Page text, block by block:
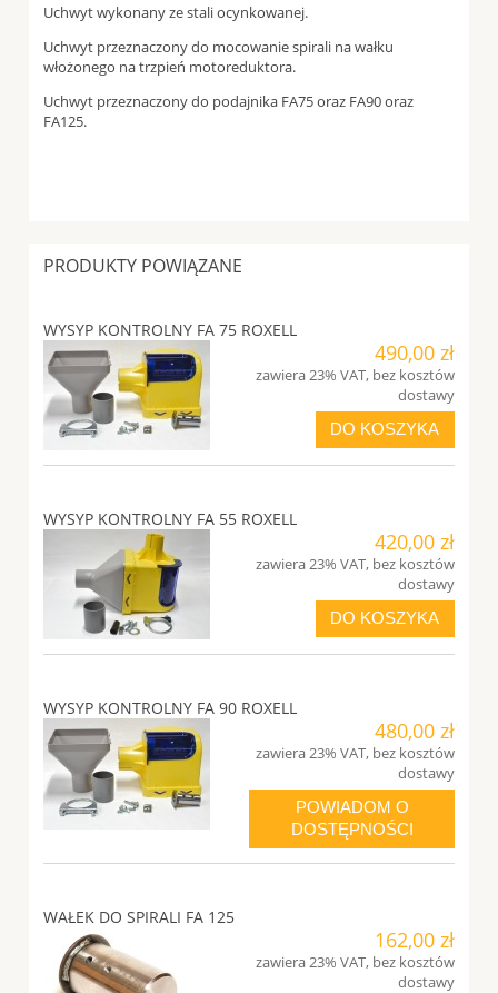
Uchwyt wykonany ze stali ocynkowanej.
Uchwyt przeznaczony do mocowanie spirali na wałku
włożonego na trzpień motoreduktora.
Uchwyt przeznaczony do podajnika FA75 oraz FA90 oraz
FA125.
PRODUKTY POWIĄZANE
WYSYP KONTROLNY FA 75 ROXELL
490,00 zł
zawiera 23% VAT, bez kosztów
dostawy
DO KOSZYKA
WYSYP KONTROLNY FA 55 ROXELL
420,00 zł
zawiera 23% VAT, bez kosztów
dostawy
DO KOSZYKA
WYSYP KONTROLNY FA 90 ROXELL
480,00 zł
zawiera 23% VAT, bez kosztów
dostawy
POWIADOM O
DOSTĘPNOŚCI
WAŁEK DO SPIRALI FA 125
162,00 zł
zawiera 23% VAT, bez kosztów
dostawy